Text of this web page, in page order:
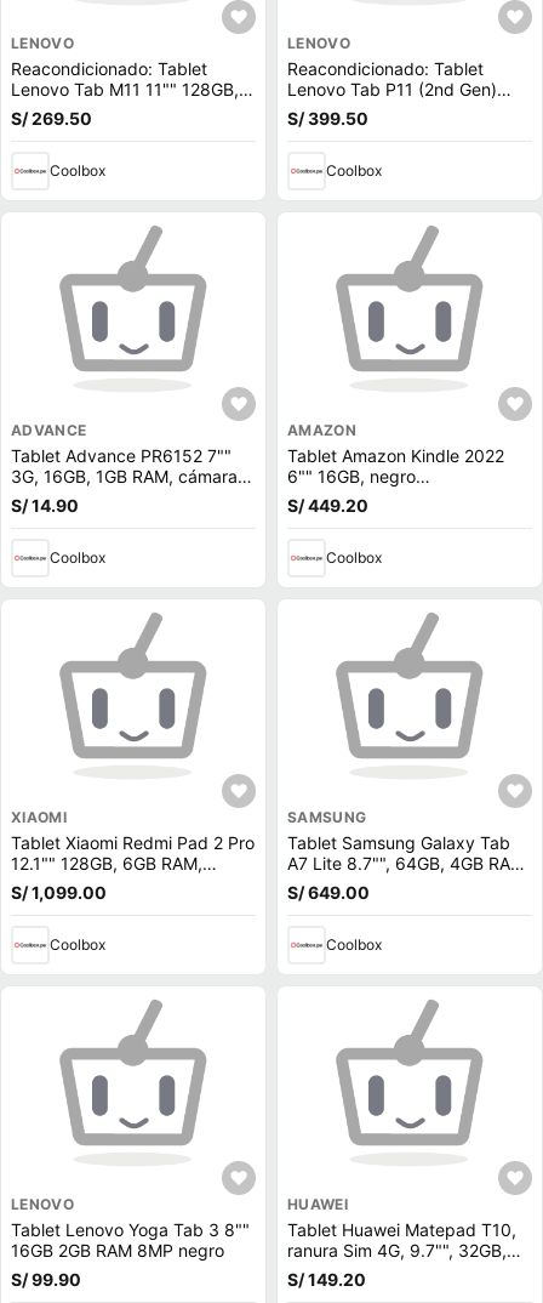
LENOVO
Reacondicionado: Tablet
Lenovo Tab M11 11"" 128GB,
8GB RAM, cámara principal
8MP y frontal 8MP, 7040 mAh,
Folio + Pen
S/ 269.50
Coolbox
LENOVO
Reacondicionado: Tablet
Lenovo Tab P11 (2nd Gen)
11.5 "" 128GB, 6GB RAM,
cámara principal 13MP y
Pen + Teclado
S/ 399.50
Coolbox
ADVANCE
Tablet Advance PR6152 7""
3G, 16GB, 1GB RAM, cámara
principal 2MP + Cover Kids
azul (reempacado)
S/ 14.90
Coolbox
AMAZON
Tablet Amazon Kindle 2022
6"" 16GB, negro
(reempacado)
S/ 449.20
Coolbox
XIAOMI
Tablet Xiaomi Redmi Pad 2 Pro
12.1"" 128GB, 6GB RAM,
cámara principal 8MP y frontal
8MP, 12000mAh, Snapdragon
S/ 1,099.00
Coolbox
SAMSUNG
Tablet Samsung Galaxy Tab
A7 Lite 8.7"", 64GB, 4GB RAM,
cámara principal 8MP y frontal
2MP, MediaTek MT8768N,
S/ 649.00
Coolbox
LENOVO
Tablet Lenovo Yoga Tab 3 8""
16GB 2GB RAM 8MP negro
S/ 99.90
HUAWEI
Tablet Huawei Matepad T10,
ranura Sim 4G, 9.7"", 32GB,
2GB RAM, cámara principal
5MP y frontal 2MP, Kirin 710A,
S/ 149.20